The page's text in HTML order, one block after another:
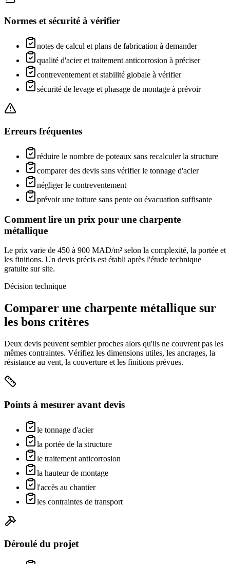
Normes et sécurité à vérifier
notes de calcul et plans de fabrication à demander
qualité d'acier et traitement anticorrosion à préciser
contreventement et stabilité globale à vérifier
sécurité de levage et phasage de montage à prévoir
Erreurs fréquentes
réduire le nombre de poteaux sans recalculer la structure
comparer des devis sans vérifier le tonnage d'acier
négliger le contreventement
prévoir une toiture sans pente ou évacuation suffisante
Comment lire un prix pour une charpente
métallique
Le prix varie de 450 à 900 MAD/m² selon la complexité, la portée et
les finitions. Un devis précis est établi après l'étude technique
gratuite sur site.
Décision technique
Comparer une charpente métallique sur
les bons critères
Deux devis peuvent sembler proches alors qu'ils ne couvrent pas les
mêmes contraintes. Vérifiez les dimensions utiles, les ancrages, la
résistance au vent, la couverture et les finitions prévues.
Points à mesurer avant devis
le tonnage d'acier
la portée de la structure
le traitement anticorrosion
la hauteur de montage
l'accès au chantier
les contraintes de transport
Déroulé du projet